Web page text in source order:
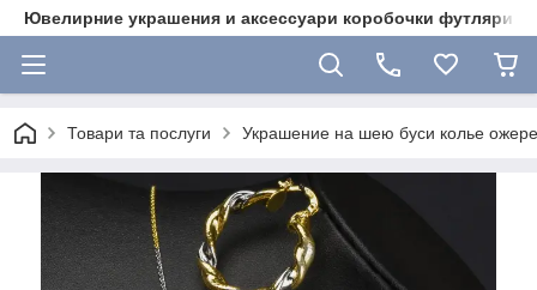
Ювелирние украшения и аксессуари коробочки футляри
Товари та послуги Украшение на шею буси колье